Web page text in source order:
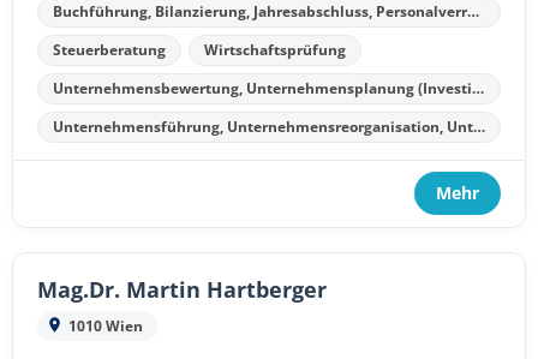
Buchführung, Bilanzierung, Jahresabschluss, Personalverrechnung
Steuerberatung
Wirtschaftsprüfung
Unternehmensbewertung, Unternehmensplanung (Investitionsplanung, Finanzplanung, Kostenplanung, Liquiditätsplanung)
Unternehmensführung, Unternehmensreorganisation, Unternehmenssanierung, Unternehmensliquidation
Mehr
Mag.Dr. Martin Hartberger
1010 Wien